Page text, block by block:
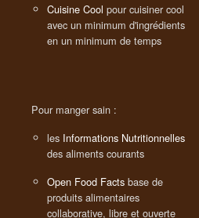
Cuisine Cool pour cuisiner cool
avec un minimum d'ingrédients
en un minimum de temps
Pour manger sain :
les Informations Nutritionnelles
des aliments courants
Open Food Facts base de
produits alimentaires
collaborative, libre et ouverte